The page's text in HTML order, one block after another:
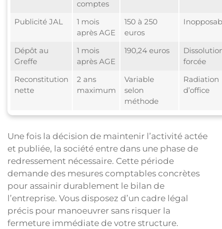
comptes
Publicité JAL
1 mois
après AGE
150 à 250
euros
Dépôt au
Greffe
1 mois
après AGE
190,24 euros
forcée
Reconstitution
nette
2 ans
maximum
Variable
selon
méthode
Radiation
d’office
Une fois la décision de maintenir l’activité actée
et publiée, la société entre dans une phase de
redressement nécessaire. Cette période
demande des mesures comptables concrètes
pour assainir durablement le bilan de
l’entreprise. Vous disposez d’un cadre légal
précis pour manoeuvrer sans risquer la
fermeture immédiate de votre structure.